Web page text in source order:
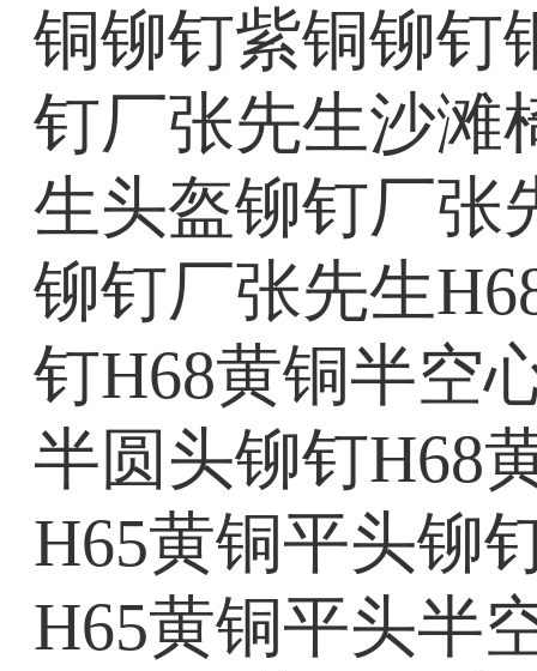
铜铆钉紫铜铆钉
钉厂张先生沙滩
生头盔铆钉厂张
铆钉厂张先生
钉H68黄铜半空
半圆头铆钉H68
H65黄铜平头铆
H65黄铜平头半